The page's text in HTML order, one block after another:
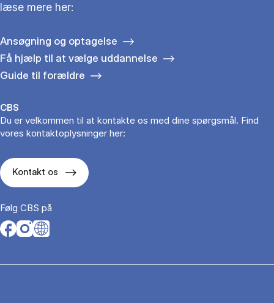
læse mere her:
Ansøgning og optagelse
Få hjælp til at vælge uddannelse
Guide til forældre
CBS
Du er velkommen til at kontakte os med dine spørgsmål. Find
vores kontaktoplysninger her:
Kontakt os
Følg CBS på
Opens in a new tab
Opens in a new tab
Opens in a new tab